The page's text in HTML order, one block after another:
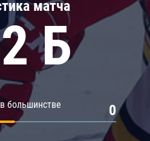
матча
Б
большинстве 0